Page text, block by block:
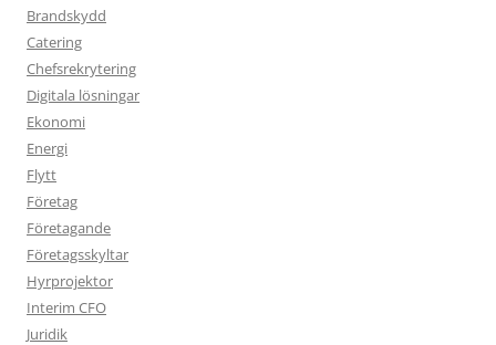
Brandskydd
Catering
Chefsrekrytering
Digitala lösningar
Ekonomi
Energi
Flytt
Företag
Företagande
Företagsskyltar
Hyrprojektor
Interim CFO
Juridik